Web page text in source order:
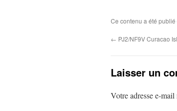
Ce contenu a été
← PJ2/NF9V Curacao
Laisser un
Votre adresse e-mail